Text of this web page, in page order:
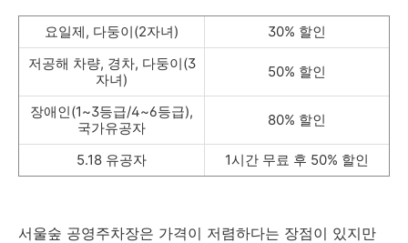
요일제, 다둥이(2자녀)
30% 할인
저공해 차량, 경차, 다둥이(3
자녀)
50% 할인
장애인(1~3등급/4~6등급),
국가유공자
80% 할인
5.18 유공자 1시간 무료 후 50% 할인
서울숲 공영주차장은 가격이 저렴하다는 장점이 있지만